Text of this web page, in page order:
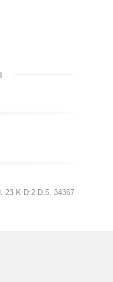
23 K D:2 D.5, 34367